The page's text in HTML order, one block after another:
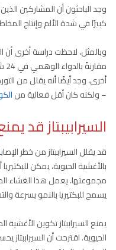
وجد الباحثون أن المشاركين
كبيرًا في شدة الألم وإنتاج
وبالمثل، لاحظت دراسة أخرى أن
أخرى، وجد أيضًا أنه يقلل من
– ولكنه كان أقل فعالية من
السيرابيبتازقد
قد يقلل السيراببتاز من خطر
بالأغشية الحيوية، يمكن
مجموعتها. يعمل هذا الغشاء
يسمح للبكتيريا بالنمو بسرعة
يمنع السيراببتاز تكوين الأغشية
الحيوية. اقترحت أن